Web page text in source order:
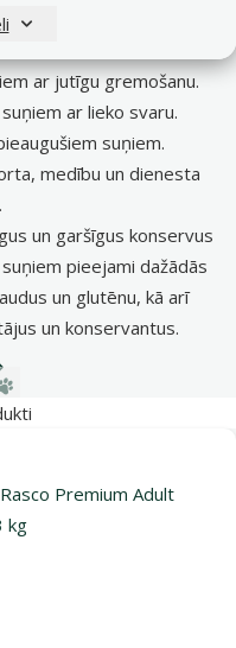
gremošanu, augstu
ar jutīgu gremošanu.
ar lieko svaru.
suņiem.
medību un dienesta
un garšīgus konservus
pieejami dažādās
un glutēnu, kā arī
un konservantus.
lapalapa
Premium Adult
kg